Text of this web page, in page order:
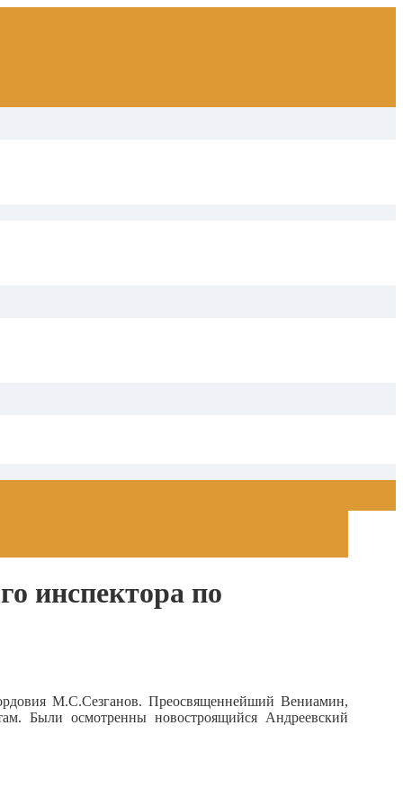
инспектора по
М.С.Сезганов. Преосвященнейший Вениамин,
Были осмотренны новостроящийся Андреевский